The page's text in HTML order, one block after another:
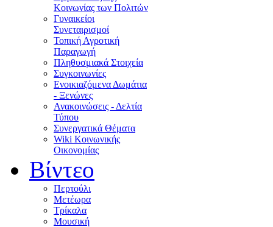
Κοινωνίας των Πολιτών
Γυναικείοι
Συνεταιρισμοί
Τοπική Αγροτική
Παραγωγή
Πληθυσμιακά Στοιχεία
Συγκοινωνίες
Ενοικιαζόμενα Δωμάτια
- Ξενώνες
Ανακοινώσεις - Δελτία
Τύπου
Συνεργατικά Θέματα
Wiki Κοινωνικής
Οικονομίας
Βίντεο
Περτούλι
Μετέωρα
Τρίκαλα
Μουσική